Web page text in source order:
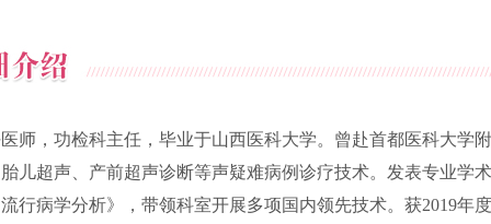
师，功检科主任，毕业于山西医科大学。曾赴首都医科大学
儿超声、产前超声诊断等声疑难病例诊疗技术。发表专业学
行病学分析》，带领科室开展多项国内领先技术。获2019年